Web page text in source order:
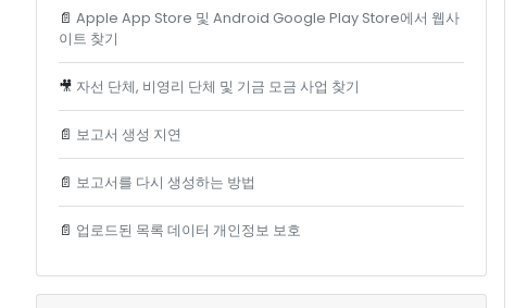
📄 Apple App Store 및 Android Google Play Store에서 웹사
이트 찾기
🎥 자선 단체, 비영리 단체 및 기금 모금 사업 찾기
📄 보고서 생성 지연
📄 보고서를 다시 생성하는 방법
📄 업로드된 목록 데이터 개인정보 보호